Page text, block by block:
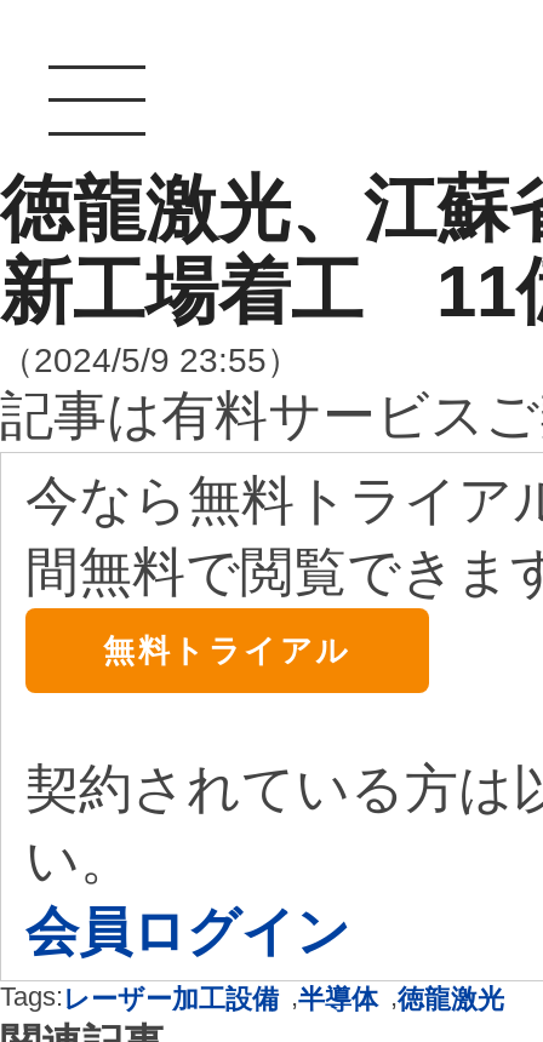
徳龍激光、江蘇
新工場着工 11
（2024/5/9 23:55）
記事は有料サービス
今なら無料トライア
間無料で閲覧できま
無料トライアル
契約されている方は
い。
会員ログイン
Tags: レーザー加工設備 ,半導体 ,徳龍激光